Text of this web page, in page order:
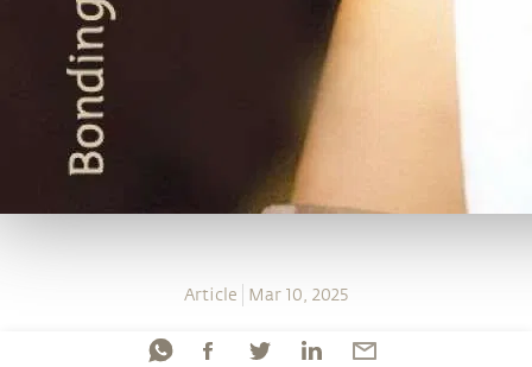
Article Mar 10, 2025